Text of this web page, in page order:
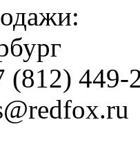
(812) 449-